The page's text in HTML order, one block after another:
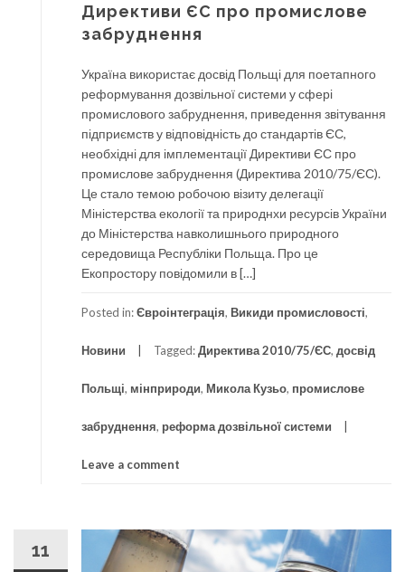
Директиви ЄС про промислове
забруднення
Україна використає досвід Польщі для поетапного
реформування дозвільної системи у сфері
промислового забруднення, приведення звітування
підприємств у відповідність до стандартів ЄС,
необхідні для імплементації Директиви ЄС про
промислове забруднення (Директива 2010/75/ЄС).
Це стало темою робочою візиту делегації
Міністерства екології та природнхи ресурсів України
до Міністерства навколишнього природного
середовища Республіки Польща. Про це
Екопростору повідомили в […]
Posted in:Євроінтеграція, Викиди промисловості,
Новини Tagged:Директива 2010/75/ЄС, досвід
Польщі, мінприроди, Микола Кузьо, промислове
забруднення, реформа дозвільної системи
Leave a comment
11